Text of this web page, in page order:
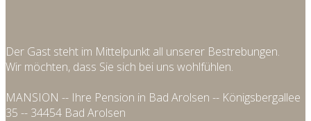
Der Gast steht im Mittelpunkt all unserer Bestrebungen.
Wir möchten, dass Sie sich bei uns wohlfühlen.
MANSION -- Ihre Pension in Bad Arolsen -- Königsbergallee
35 -- 34454 Bad Arolsen